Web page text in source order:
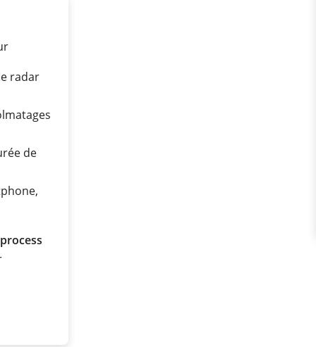
radar
de